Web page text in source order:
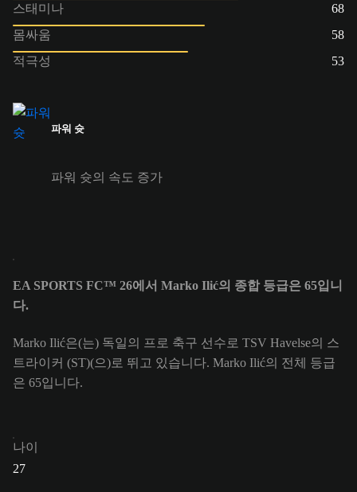
스태미나
68
몸싸움
58
적극성
53
파워 슛
파워 슛의 속도 증가
EA SPORTS FC™ 26에서 Marko Ilić의 종합 등급은 65입니
다.
Marko Ilić은(는) 독일의 프로 축구 선수로 TSV Havelse의 스
트라이커 (ST)(으)로 뛰고 있습니다. Marko Ilić의 전체 등급
은 65입니다.
나이
27